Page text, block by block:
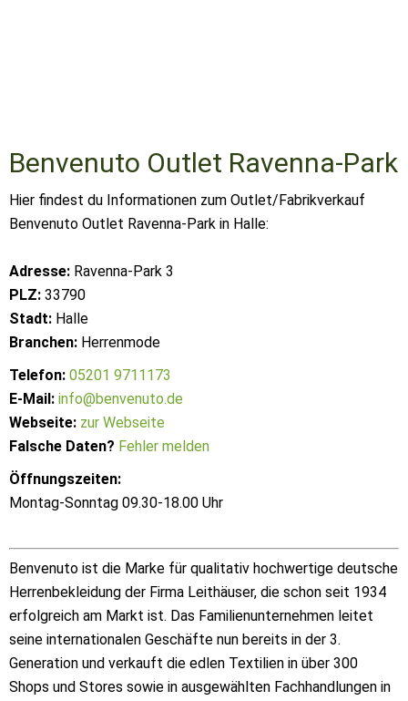
Benvenuto Outlet Ravenna-Park
Hier findest du Informationen zum Outlet/Fabrikverkauf
Benvenuto Outlet Ravenna-Park in Halle:
Adresse: Ravenna-Park 3
PLZ: 33790
Stadt: Halle
Branchen: Herrenmode
Telefon: 05201 9711173
E-Mail: info@benvenuto.de
Webseite: zur Webseite
Falsche Daten? Fehler melden
Öffnungszeiten:
Montag-Sonntag 09.30-18.00 Uhr
Benvenuto ist die Marke für qualitativ hochwertige deutsche
Herrenbekleidung der Firma Leithäuser, die schon seit 1934
erfolgreich am Markt ist. Das Familienunternehmen leitet
seine internationalen Geschäfte nun bereits in der 3.
Generation und verkauft die edlen Textilien in über 300
Shops und Stores sowie in ausgewählten Fachhandlungen in